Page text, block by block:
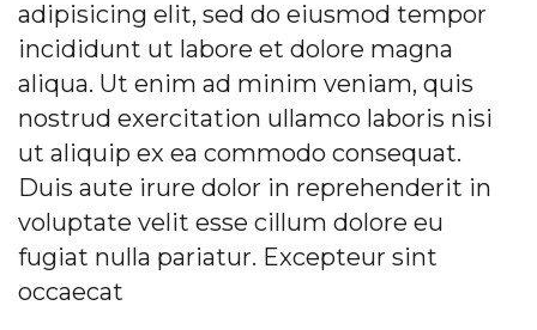
adipisicing elit, sed do eiusmod tempor
incididunt ut labore et dolore magna
aliqua. Ut enim ad minim veniam, quis
nostrud exercitation ullamco laboris nisi
ut aliquip ex ea commodo consequat.
Duis aute irure dolor in reprehenderit in
voluptate velit esse cillum dolore eu
fugiat nulla pariatur. Excepteur sint
occaecat